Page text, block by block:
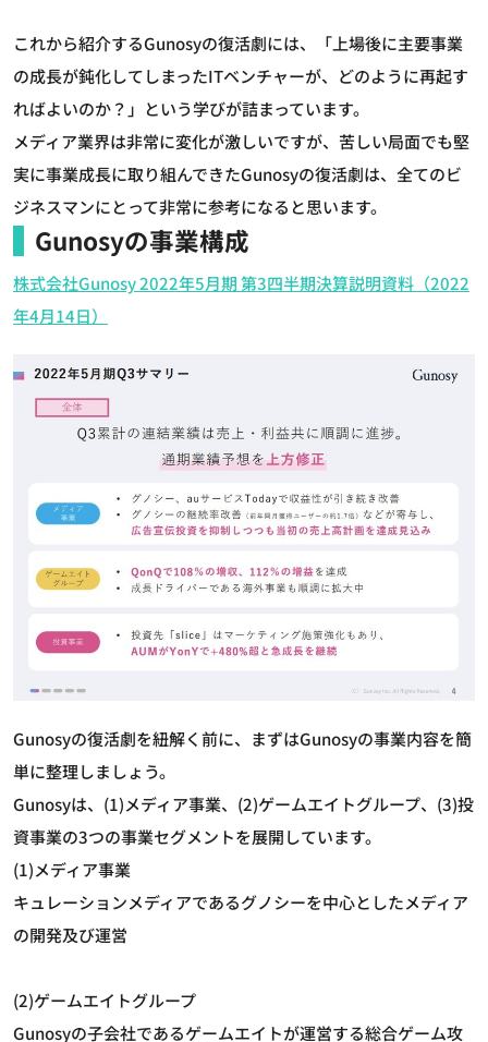
これから紹介するGunosyの復活劇には、「上場後に主要事業
の成長が鈍化してしまったITベンチャーが、どのように再起す
ればよいのか？」という学びが詰まっています。
メディア業界は非常に変化が激しいですが、苦しい局面でも堅
実に事業成長に取り組んできたGunosyの復活劇は、全てのビ
ジネスマンにとって非常に参考になると思います。
Gunosyの事業構成
株式会社Gunosy 2022年5月期 第3四半期決算説明資料（2022
年4月14日）
Gunosyの復活劇を紐解く前に、まずはGunosyの事業内容を簡
単に整理しましょう。
Gunosyは、(1)メディア事業、(2)ゲームエイトグループ、(3)投
資事業の3つの事業セグメントを展開しています。
(1)メディア事業
キュレーションメディアであるグノシーを中心としたメディア
の開発及び運営
(2)ゲームエイトグループ
Gunosyの子会社であるゲームエイトが運営する総合ゲーム攻